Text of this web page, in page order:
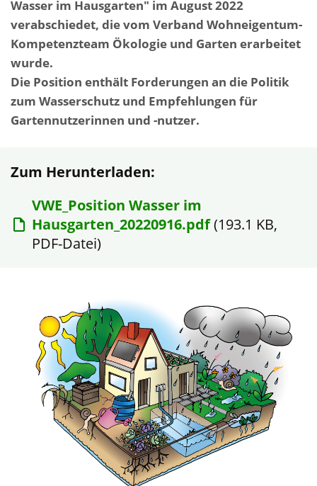
Wasser im Hausgarten" im August 2022
verabschiedet, die vom Verband Wohneigentum-
Kompetenzteam Ökologie und Garten erarbeitet
wurde.
Die Position enthält Forderungen an die Politik
zum Wasserschutz und Empfehlungen für
Gartennutzerinnen und -nutzer.
Zum Herunterladen:
VWE_Position Wasser im
Hausgarten_20220916.pdf(193.1 KB,
PDF-Datei)